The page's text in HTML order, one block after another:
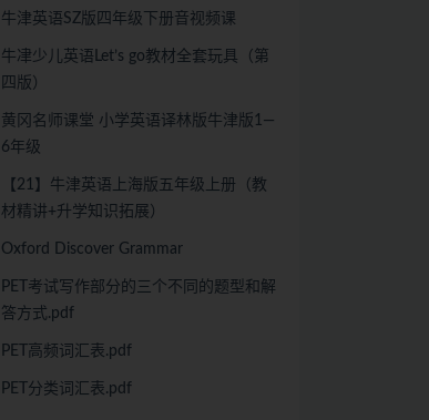
牛津英语SZ版四年级下册音视频课
牛冿少儿英语Let’s go教材全套玩具（第
四版）
黄冈名师课堂 小学英语译林版牛津版1—
6年级
【21】牛津英语上海版五年级上册（教
材精讲+升学知识拓展）
Oxford Discover Grammar
PET考试写作部分的三个不同的题型和解
答方式.pdf
PET高频词汇表.pdf
PET分类词汇表.pdf